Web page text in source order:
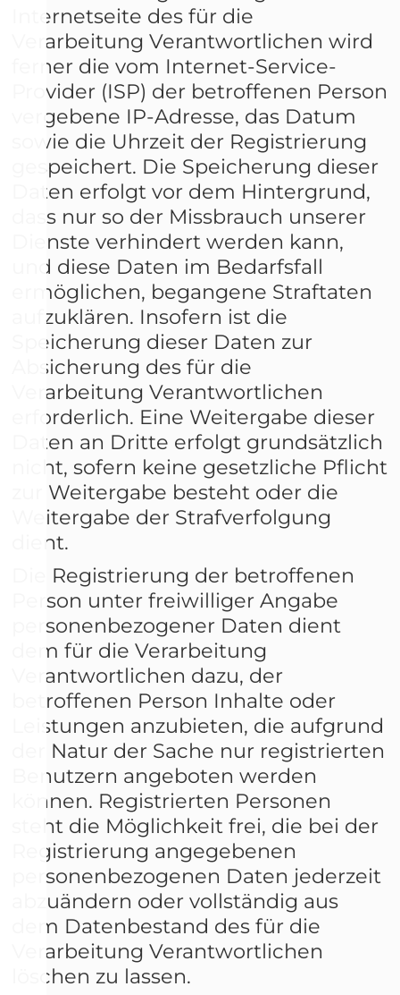
Internetseite des für die
Verarbeitung Verantwortlichen wird
ferner die vom Internet-Service-
Provider (ISP) der betroffenen Person
vergebene IP-Adresse, das Datum
sowie die Uhrzeit der Registrierung
gespeichert. Die Speicherung dieser
Daten erfolgt vor dem Hintergrund,
dass nur so der Missbrauch unserer
Dienste verhindert werden kann,
und diese Daten im Bedarfsfall
ermöglichen, begangene Straftaten
aufzuklären. Insofern ist die
Speicherung dieser Daten zur
Absicherung des für die
Verarbeitung Verantwortlichen
erforderlich. Eine Weitergabe dieser
Daten an Dritte erfolgt grundsätzlich
nicht, sofern keine gesetzliche Pflicht
zur Weitergabe besteht oder die
Weitergabe der Strafverfolgung
dient.
Die Registrierung der betroffenen
Person unter freiwilliger Angabe
personenbezogener Daten dient
dem für die Verarbeitung
Verantwortlichen dazu, der
betroffenen Person Inhalte oder
Leistungen anzubieten, die aufgrund
der Natur der Sache nur registrierten
Benutzern angeboten werden
können. Registrierten Personen
steht die Möglichkeit frei, die bei der
Registrierung angegebenen
personenbezogenen Daten jederzeit
abzuändern oder vollständig aus
dem Datenbestand des für die
Verarbeitung Verantwortlichen
löschen zu lassen.